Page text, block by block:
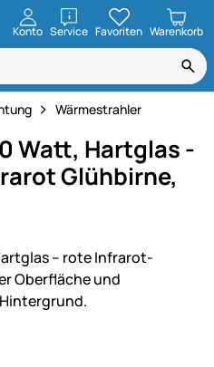
Konto ServiceöffnenFavoriten Warenkorb
Wärmestrahler
Watt, Hartglas -
Glühbirne,